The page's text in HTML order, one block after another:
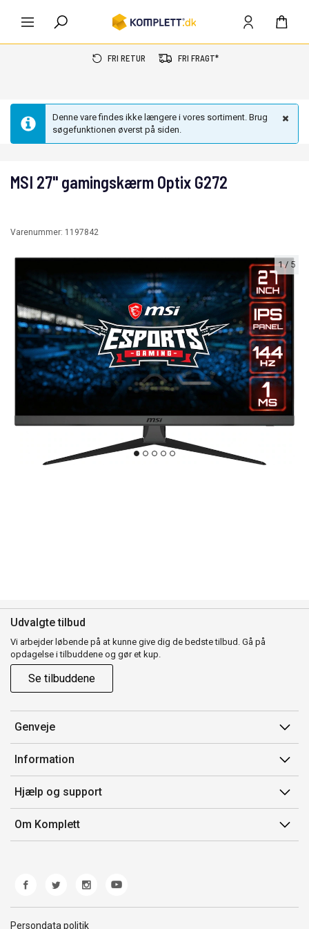
FRI RETUR FRI FRAGT*
Denne vare findes ikke længere i vores sortiment. Brug
søgefunktionen øverst på siden.
1/ 5
MSI 27" gamingskærm Optix G272
Varenummer: 1197842
Udvalgte tilbud
Vi arbejder løbende på at kunne give dig de bedste tilbud. Gå på
opdagelse i tilbuddene og gør et kup.
Se tilbuddene
Genveje
Min side
Ordrehistorik
Gavekort
Information
Salgsbetingelser
Mærker/producent
Fortrydelsesret
Hjælp og support
Kontakt os
Kundeservice
Fejl/Mangler
Fragt og levering
Om Komplett
Persondata politik